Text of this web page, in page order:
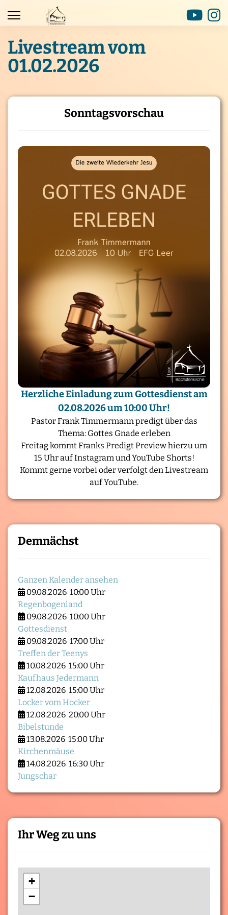
Livestream vom
01.02.2026
Sonntagsvorschau
Herzliche Einladung zum Gottesdienst am
02.08.2026 um 10:00 Uhr!
Pastor Frank Timmermann predigt über das
Thema: Gottes Gnade erleben
Freitag kommt Franks Predigt Preview hierzu um
15 Uhr auf Instagram und YouTube Shorts!
Kommt gerne vorbei oder verfolgt den Livestream
auf YouTube.
Demnächst
Ganzen Kalender ansehen
09.08.2026 10:00 Uhr
Regenbogenland
09.08.2026 10:00 Uhr
Gottesdienst
09.08.2026 17:00 Uhr
Treffen der Teenys
10.08.2026 15:00 Uhr
Kaufhaus Jedermann
12.08.2026 15:00 Uhr
Locker vom Hocker
12.08.2026 20:00 Uhr
Bibelstunde
13.08.2026 15:00 Uhr
Kirchenmäuse
14.08.2026 16:30 Uhr
Jungschar
Ihr Weg zu uns
+
−